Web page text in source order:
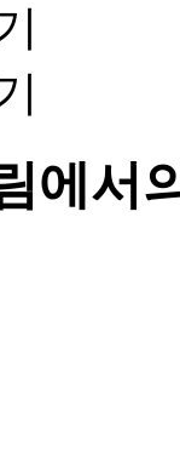
에서